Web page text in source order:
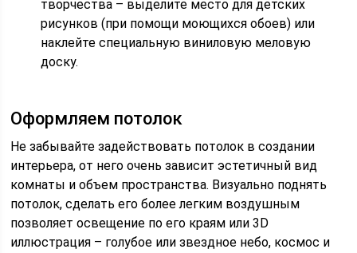
творчества – выделите место для детских
рисунков (при помощи моющихся обоев) или
наклейте специальную виниловую меловую
доску.
Оформляем потолок
Не забывайте задействовать потолок в создании
интерьера, от него очень зависит эстетичный вид
комнаты и объем пространства. Визуально поднять
потолок, сделать его более легким воздушным
позволяет освещение по его краям или 3D
иллюстрация – голубое или звездное небо, космос и